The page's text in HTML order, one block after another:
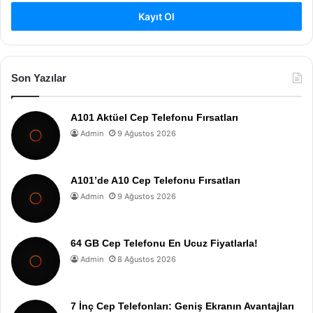
Kayıt Ol
Son Yazılar
A101 Aktüel Cep Telefonu Fırsatları
Admin 9 Ağustos 2026
A101’de A10 Cep Telefonu Fırsatları
Admin 9 Ağustos 2026
64 GB Cep Telefonu En Ucuz Fiyatlarla!
Admin 8 Ağustos 2026
7 İnç Cep Telefonları: Geniş Ekranın Avantajları